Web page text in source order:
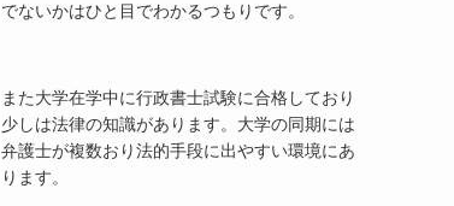
でないかはひと目でわかるつもりです。
また大学在学中に行政書士試験に合格しており
少しは法律の知識があります。大学の同期には
弁護士が複数おり法的手段に出やすい環境にあ
ります。